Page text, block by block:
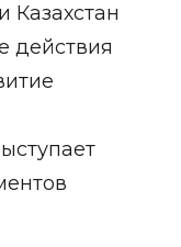
Казахстан
действия